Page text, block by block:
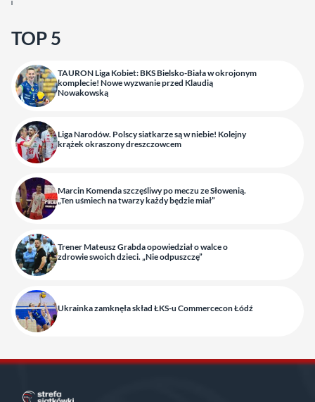
TOP 5
TAURON Liga Kobiet: BKS Bielsko-Biała w okrojonym
komplecie! Nowe wyzwanie przed Klaudią
Nowakowską
Liga Narodów. Polscy siatkarze są w niebie! Kolejny
krążek okraszony dreszczowcem
Marcin Komenda szczęśliwy po meczu ze Słowenią.
„Ten uśmiech na twarzy każdy będzie miał”
Trener Mateusz Grabda opowiedział o walce o
zdrowie swoich dzieci. „Nie odpuszczę”
Ukrainka zamknęła skład ŁKS-u Commercecon Łódź